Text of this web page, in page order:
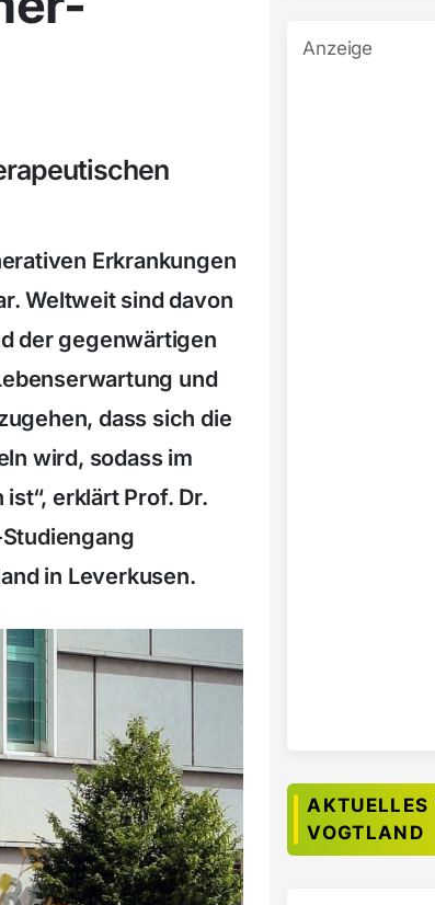
Erkrankungen
Weltweit sind davon
der gegenwärtigen
und
dass sich die
wird, sodass im
erklärt Prof. Dr.
in Leverkusen.
Anzeige
AKTUELLES
VOGTLAND